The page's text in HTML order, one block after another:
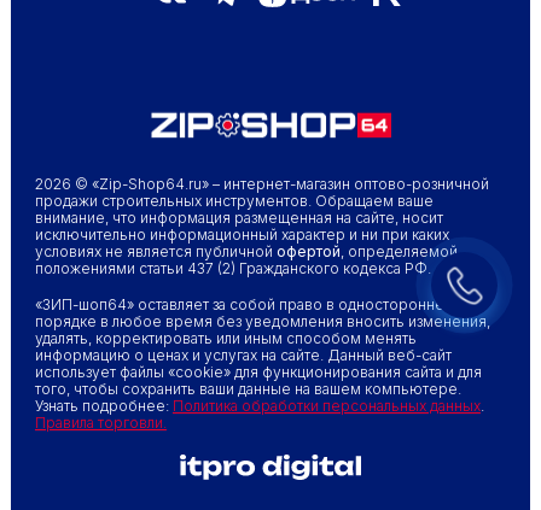
2026 © «Zip-Shop64.ru» – интернет-магазин оптово-розничной
продажи строительных инструментов. Обращаем ваше
внимание, что информация размещенная на сайте, носит
исключительно информационный характер и ни при каких
условиях не является публичной офертой, определяемой
положениями статьи 437 (2) Гражданского кодекса РФ.
«ЗИП-шоп64» оставляет за собой право в одностороннем
порядке в любое время без уведомления вносить изменения,
удалять, корректировать или иным способом менять
информацию о ценах и услугах на сайте. Данный веб-сайт
использует файлы «cookie» для функционирования сайта и для
того, чтобы сохранить ваши данные на вашем компьютере.
Узнать подробнее: Политика обработки персональных данных.
Правила торговли.